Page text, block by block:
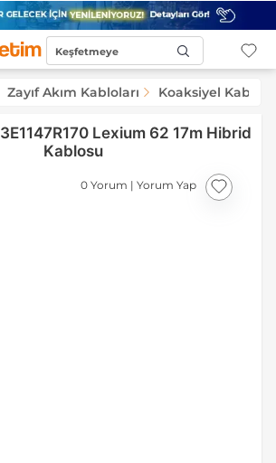
Keşfetmeye
Zayıf Akım Kabloları Koaksiyel
Lexium 62 17m Hibrid
Kablosu
0 Yorum | Yorum Yap